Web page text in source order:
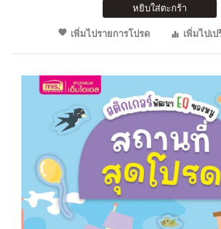
หยิบใส่ตะกร้า
เพิ่มไปรายการโปรด
เพิ่มไปเ